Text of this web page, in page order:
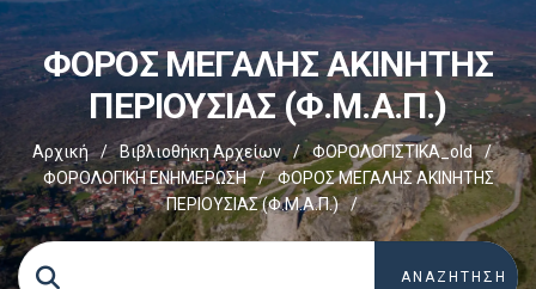
ΦΟΡΟΣ ΜΕΓΑΛΗΣ ΑΚΙΝΗΤΗΣ
ΠΕΡΙΟΥΣΙΑΣ (Φ.Μ.Α.Π.)
Αρχική / Βιβλιοθήκη Αρχείων / ΦΟΡΟΛΟΓΙΣΤΙΚΑ_old
/
ΦΟΡΟΛΟΓΙΚΗ ΕΝΗΜΕΡΩΣΗ
/
ΦΟΡΟΣ ΜΕΓΑΛΗΣ ΑΚΙΝΗΤΗΣ
ΠΕΡΙΟΥΣΙΑΣ (Φ.Μ.Α.Π.)
/